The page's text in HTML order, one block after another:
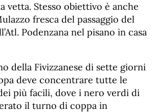
vetta. Stesso obiettivo è anche
fresca del passaggio del
Podenzana nel pisano in casa
della Fivizzanese di sette giorni
deve concentrare tutte le
più facili, dove i nero verdi di
il turno di coppa in